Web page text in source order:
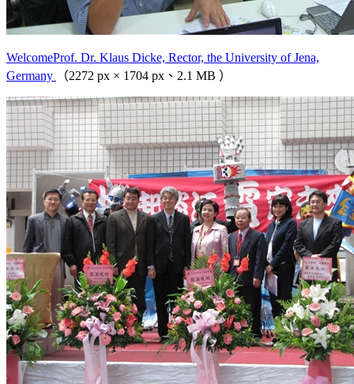
WelcomeProf. Dr. Klaus Dicke, Rector, the University of Jena,
Germany
（2272 px × 1704 px、2.1 MB ）